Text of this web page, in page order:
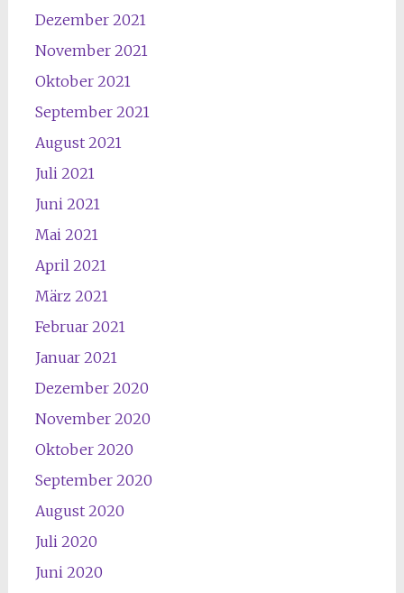
Dezember 2021
November 2021
Oktober 2021
September 2021
August 2021
Juli 2021
Juni 2021
Mai 2021
April 2021
März 2021
Februar 2021
Januar 2021
Dezember 2020
November 2020
Oktober 2020
September 2020
August 2020
Juli 2020
Juni 2020